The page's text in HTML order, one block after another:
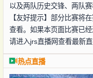
以及两队历史交锋、两队赛
【友好提示】部分比赛将
查看。如果本页面比赛已
请进入jrs直播网查看最新直
热点直播